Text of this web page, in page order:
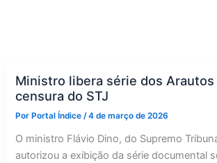
Ministro libera série dos
censura do STJ
Por Portal Índice/4 de março de 2026
O ministro Flávio Dino, do Supremo
autorizou a exibição da série documental